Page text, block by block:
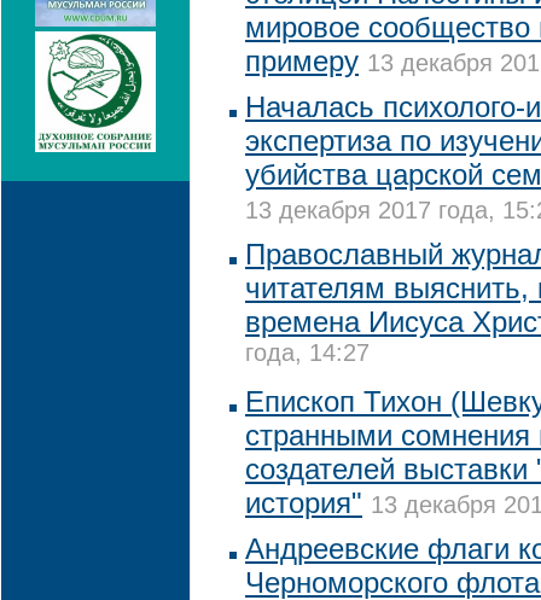
мировое сообщество
примеру 13 декабря
Началась психолого-
экспертиза по
убийства царской
13 декабря 2017 года,
Православный
читателям
времена Иисуса
года, 14:27
Епископ Тихон
странными сомнения
создателей
история" 13 декабря
Андреевские флаги
Черноморского